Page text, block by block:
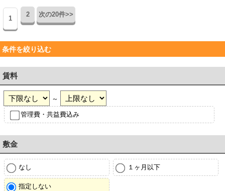
1
2 次の20件>>
条件を絞り込む
賃料
～
管理費・共益費込み
敷金
なし １ヶ月以下
指定しない